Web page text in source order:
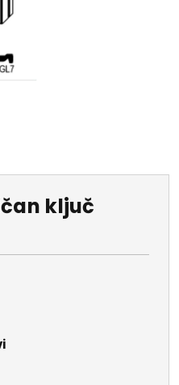
ključ